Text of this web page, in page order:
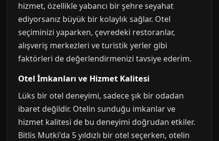
hizmet, özellikle yabancı bir şehre seyahat
ediyorsanız büyük bir kolaylık sağlar. Otel
seçiminizi yaparken, çevredeki restoranlar,
alışveriş merkezleri ve turistik yerler gibi
faktörleri de değerlendirmenizi tavsiye ederim.
Otel İmkanları ve Hizmet Kalitesi
Lüks bir otel deneyimi, sadece şık bir odadan
ibaret değildir. Otelin sunduğu imkanlar ve
hizmet kalitesi de bu deneyimi doğrudan etkiler.
Bitlis Mutki'da 5 yıldızlı bir otel seçerken, otelin